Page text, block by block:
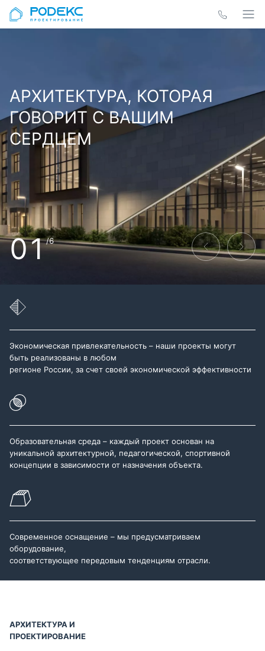
АРХИТЕКТУРА, КОТОРАЯ
ГОВОРИТ С ВАШИМ
СЕРДЦЕМ
01/6
Экономическая привлекательность – наши проекты могут
быть реализованы в любом
регионе России, за счет своей экономической эффективности
Образовательная среда – каждый проект основан на
уникальной архитектурной, педагогической, спортивной
концепции в зависимости от назначения объекта.
Современное оснащение – мы предусматриваем
оборудование,
соответствующее передовым тенденциям отрасли.
АРХИТЕКТУРА И
ПРОЕКТИРОВАНИЕ